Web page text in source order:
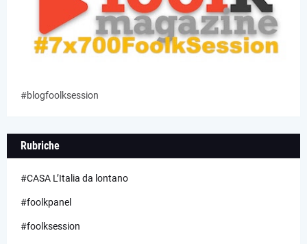
#blogfoolksession
Rubriche
#CASA L’Italia da lontano
#foolkpanel
#foolksession